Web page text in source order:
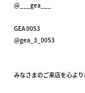
@___gea___
GEA 0053
@gea_3_0053
みなさまのご来店を心より